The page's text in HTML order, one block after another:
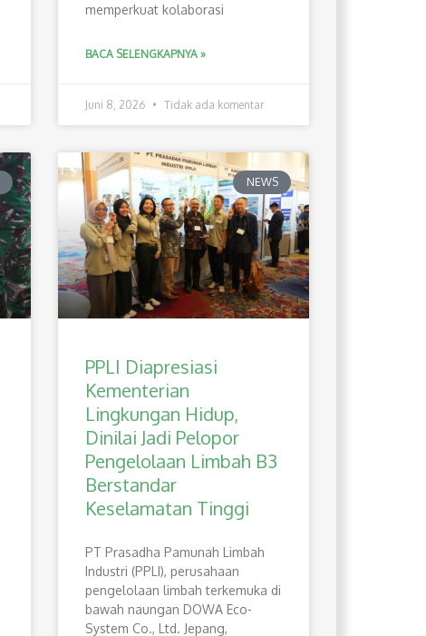
memperkuat kolaborasi
BACA SELENGKAPNYA »
Juni 8, 2026 Tidak ada komentar
NEWS
PPLI Diapresiasi
Kementerian
Lingkungan Hidup,
Dinilai Jadi Pelopor
Pengelolaan Limbah B3
Berstandar
Keselamatan Tinggi
PT Prasadha Pamunah Limbah
Industri (PPLI), perusahaan
pengelolaan limbah terkemuka di
bawah naungan DOWA Eco-
System Co., Ltd. Jepang,